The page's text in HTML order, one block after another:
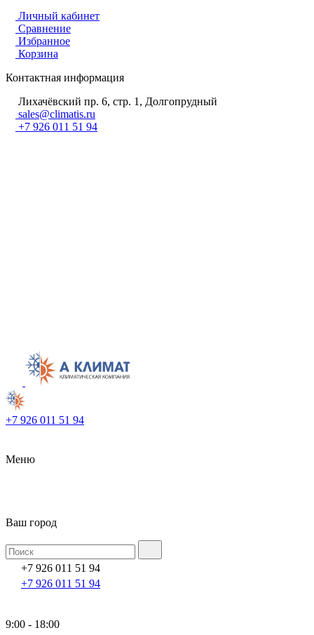
Личный кабинет
Сравнение
Избранное
Корзина
Контактная информация
Лихачёвский пр. 6, стр. 1, Долгопрудный
sales@climatis.ru
+7 926 011 51 94
+7 926 011 51 94
Меню
Ваш город
+7 926 011 51 94
+7 926 011 51 94
9:00 - 18:00